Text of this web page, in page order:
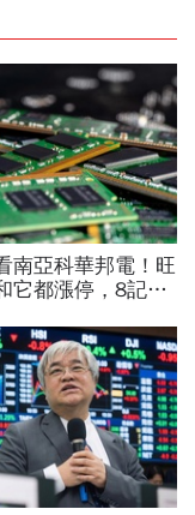
南亞科華邦電！旺
它都漲停，8記憶
在今天，牛肉大塊